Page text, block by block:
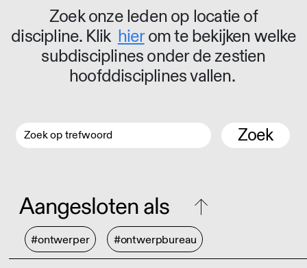
Zoek onze leden op locatie of
discipline. Klik hierom te bekijken welke
subdisciplines onder de zestien
hoofddisciplines vallen.
Zoek
Aangesloten als
#ontwerper #ontwerpbureau